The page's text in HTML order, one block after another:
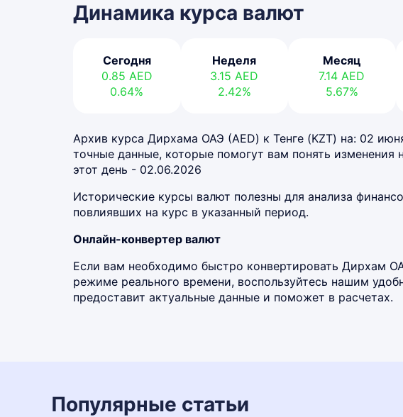
Динамика курса валют
Сегодня
0.85 AED
0.64%
Неделя
3.15AED
2.42%
Месяц
7.14AED
5.67%
Архив курса Дирхама ОАЭ (AED) к Тенге (KZT) на: 02
точные данные, которые помогут вам понять изменения
этот день - 02.06.2026
Исторические курсы валют полезны для анализа
повлиявших на курс в указанный период.
Онлайн-конвертер валют
Если вам необходимо быстро конвертировать Дирхам
режиме реального времени, воспользуйтесь нашим
предоставит актуальные данные и поможет в расчетах.
Популярные статьи